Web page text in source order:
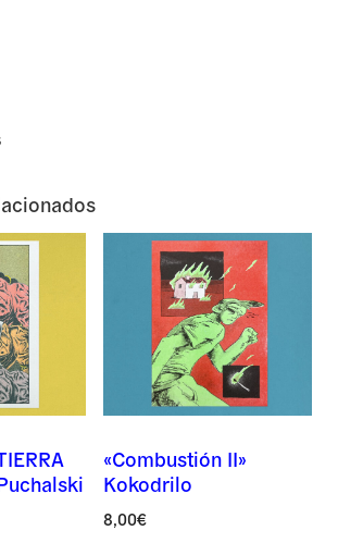
«Combustión II»
Kokodrilo
8,00€